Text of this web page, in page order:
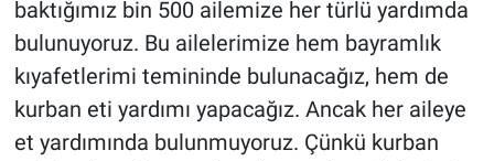
baktığımız bin 500 ailemize her türlü yardımda
bulunuyoruz. Bu ailelerimize hem bayramlık
kıyafetlerimi temininde bulunacağız, hem de
kurban eti yardımı yapacağız. Ancak her aileye
et yardımında bulunmuyoruz. Çünkü kurban